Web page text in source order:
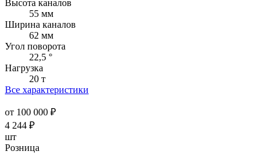
Высота каналов
55 мм
Ширина каналов
62 мм
Угол поворота
22,5 °
Нагрузка
20 т
Все характеристики
от 100 000 ₽
4 244 ₽
шт
Розница